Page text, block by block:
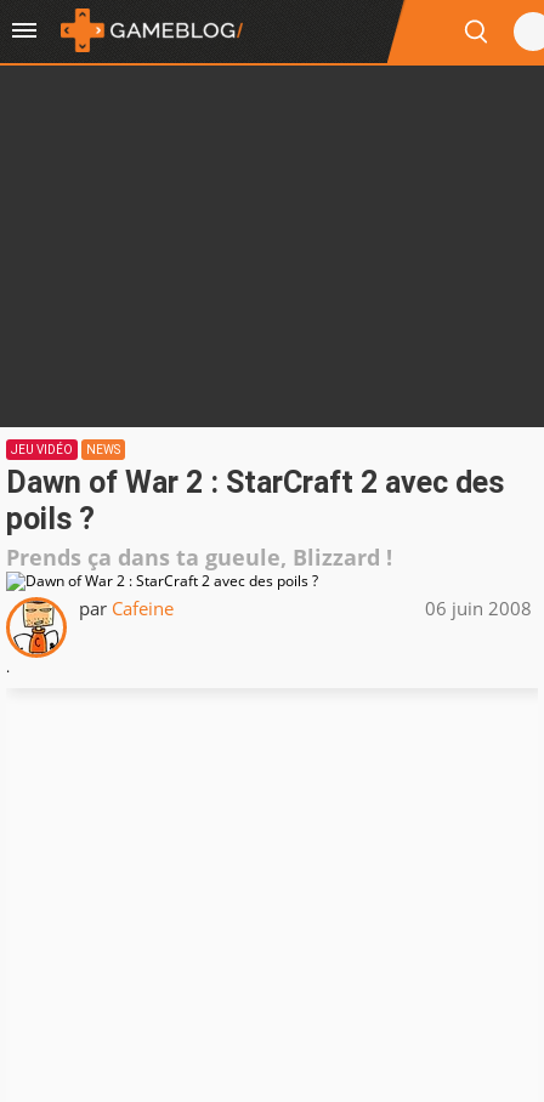
JEU VIDÉO NEWS
Dawn of War 2 : StarCraft 2 avec des
poils ?
Prends ça dans ta gueule, Blizzard !
par Cafeine 06 juin 2008
.